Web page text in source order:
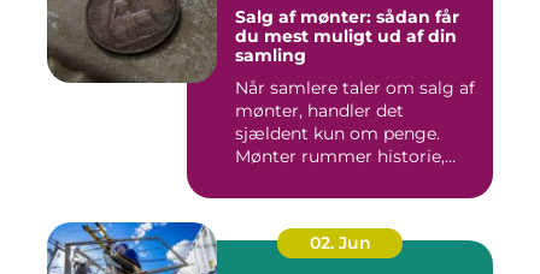
Salg af mønter: sådan får
du mest muligt ud af din
samling
Når samlere taler om salg af
mønter, handler det
sjældent kun om penge.
Mønter rummer historie,
02. Jun